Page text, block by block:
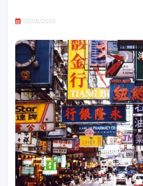
03/08/2026